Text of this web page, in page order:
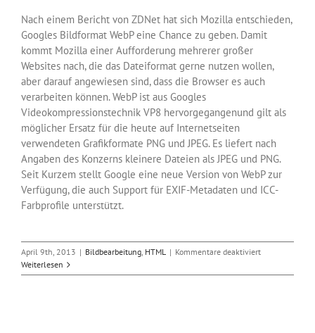
Nach einem Bericht von ZDNet hat sich Mozilla entschieden,
Googles Bildformat WebP eine Chance zu geben. Damit
kommt Mozilla einer Aufforderung mehrerer großer
Websites nach, die das Dateiformat gerne nutzen wollen,
aber darauf angewiesen sind, dass die Browser es auch
verarbeiten können. WebP ist aus Googles
Videokompressionstechnik VP8 hervorgegangenund gilt als
möglicher Ersatz für die heute auf Internetseiten
verwendeten Grafikformate PNG und JPEG. Es liefert nach
Angaben des Konzerns kleinere Dateien als JPEG und PNG.
Seit Kurzem stellt Google eine neue Version von WebP zur
Verfügung, die auch Support für EXIF-Metadaten und ICC-
Farbprofile unterstützt.
April 9th, 2013 | Bildbearbeitung, HTML | Kommentare deaktiviertfür
will
Weiterlesen